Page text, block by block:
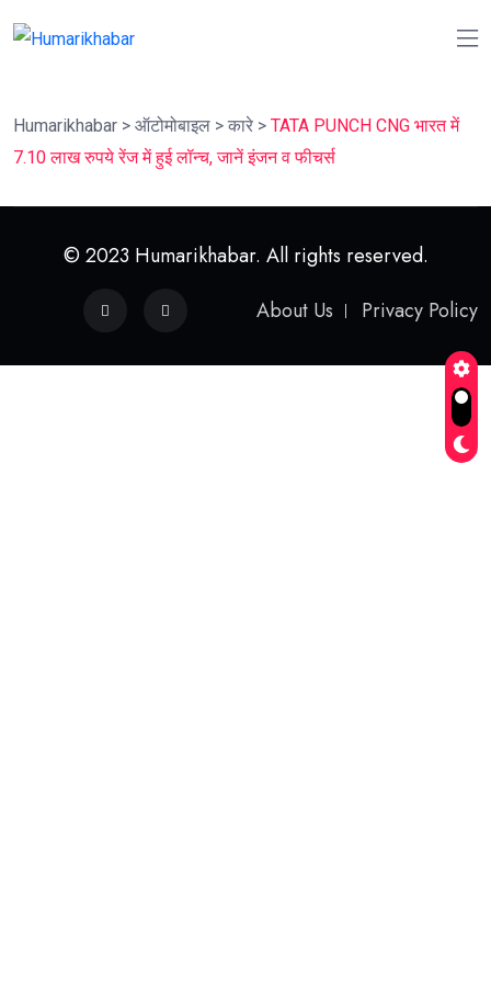
Humarikhabar > ऑटोमोबाइल > कारे > TATA PUNCH CNG भारत में
7.10 लाख रुपये रेंज में हुई लॉन्च, जानें इंजन व फीचर्स
© 2023 Humarikhabar. All rights reserved.
About Us
Privacy Policy